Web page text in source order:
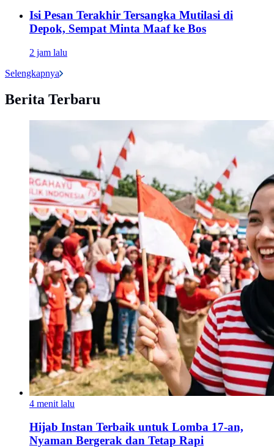
Isi Pesan Terakhir Tersangka Mutilasi di
Depok, Sempat Minta Maaf ke Bos
2 jam lalu
Selengkapnya
Berita Terbaru
4 menit lalu
Hijab Instan Terbaik untuk Lomba 17-an,
Nyaman Bergerak dan Tetap Rapi